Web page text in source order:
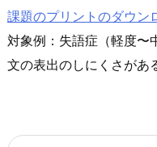
課題のプリントのダウン
対象例：失語症（軽度〜
文の表出のしにくさがあ